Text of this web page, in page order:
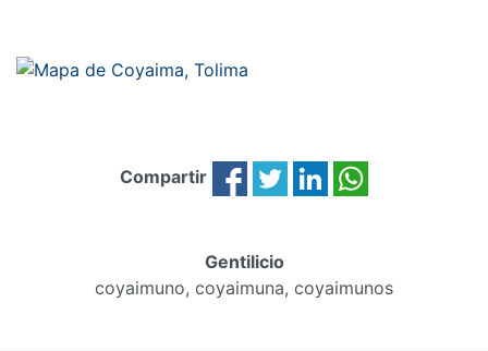
Compartir
Gentilicio
coyaimuno, coyaimuna, coyaimunos